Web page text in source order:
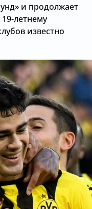
и продолжает
летнему
известно